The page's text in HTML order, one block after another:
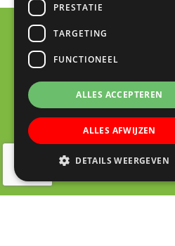
RK Basisschool
Aert de
3437 KB
030 – 60
Email:
PRESTATIE
TARGETING
FUNCTIONEEL
ALLES ACCEPTEREN
ALLES AFWIJZEN
DETAILS WEERGEVEN